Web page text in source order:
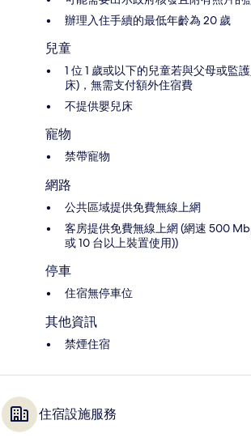
辦理入住手續的最低年齡為 20 歲
兒童
1 位 1 歲或以下的兒童若與父母或監
床)，無需支付額外住宿費
不提供嬰兒床
寵物
禁帶寵物
網路
公共區域提供免費無線上網
客房提供免費無線上網 (網速 500
或 10 台以上裝置使用))
停車
住宿無停車位
其他資訊
禁煙住宿
住宿設施服務